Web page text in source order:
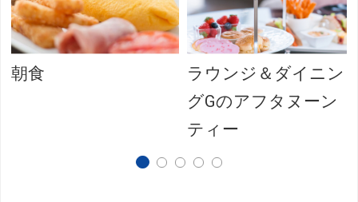
朝食
ラウンジ＆ダイニン
グGのアフタヌーン
ティー